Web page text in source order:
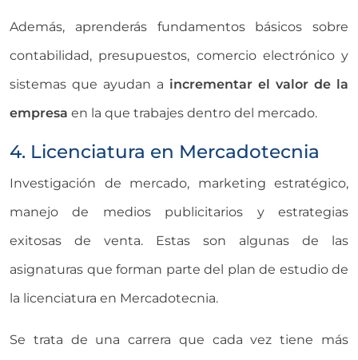
Además, aprenderás fundamentos básicos sobre
contabilidad, presupuestos, comercio electrónico y
sistemas que ayudan a incrementar el valor de la
empresa en la que trabajes dentro del mercado.
4. Licenciatura en Mercadotecnia
Investigación de mercado, marketing estratégico,
manejo de medios publicitarios y estrategias
exitosas de venta. Estas son algunas de las
asignaturas que forman parte del plan de estudio de
la licenciatura en Mercadotecnia.
Se trata de una carrera que cada vez tiene más